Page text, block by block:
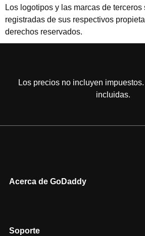
Los logotipos y las marcas de terceros
registradas de sus respectivos
derechos reservados.
Los precios no incluyen
incluidas.
Acerca de GoDaddy
Soporte